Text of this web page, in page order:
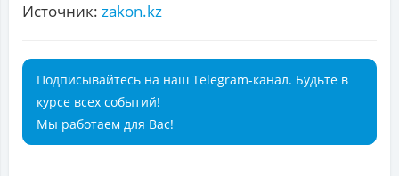
Источник: zakon.kz
Подписывайтесь на наш Telegram-канал. Будьте в
курсе всех событий!
Мы работаем для Вас!